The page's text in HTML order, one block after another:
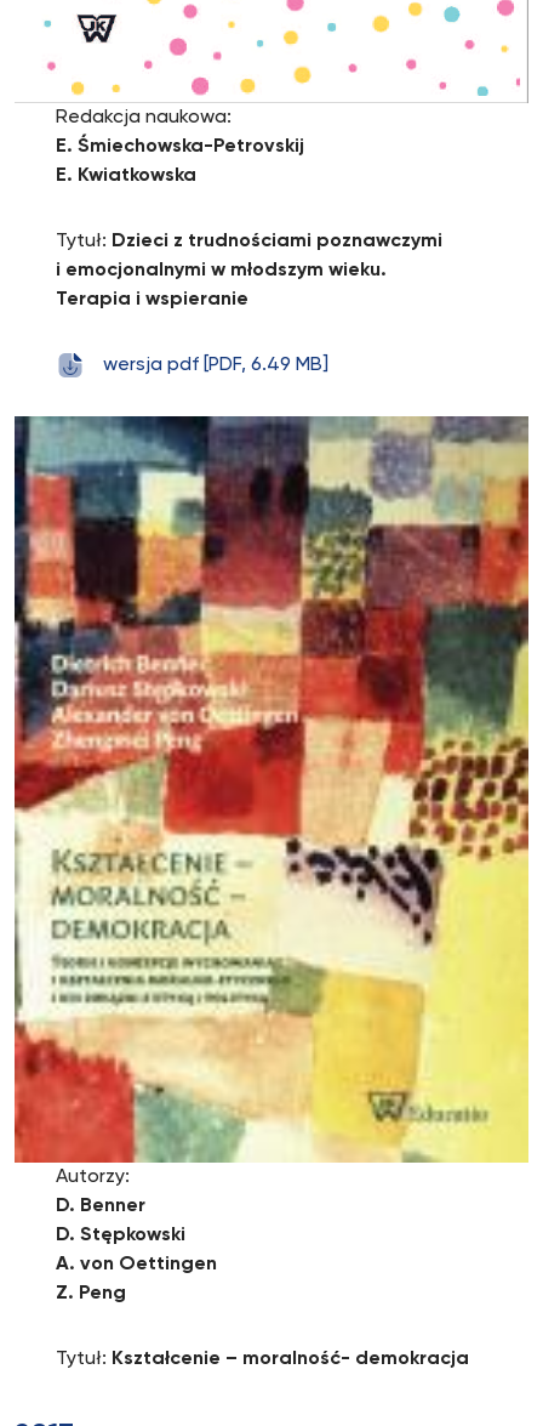
Redakcja naukowa:
E. Śmiechowska-Petrovskij
E. Kwiatkowska
Tytuł: Dzieci z trudnościami poznawczymi
i emocjonalnymi w młodszym wieku.
Terapia i wspieranie
wersja pdf [PDF, 6.49 MB]
Autorzy:
D. Benner
D. Stępkowski
A. von Oettingen
Z. Peng
Tytuł: Kształcenie – moralność- demokracja